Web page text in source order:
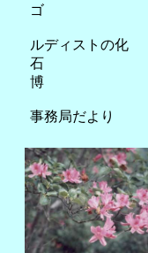
ゴ
ルディストの化
博
事務局だより